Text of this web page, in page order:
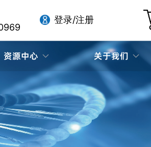
登录/注册
资源中心 关于我们